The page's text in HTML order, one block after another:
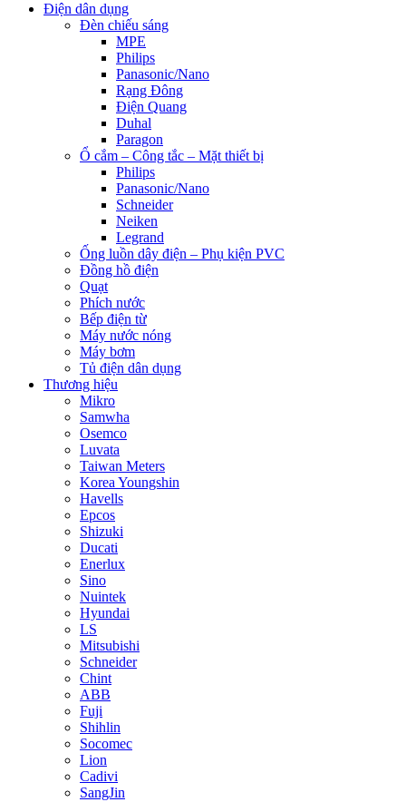
Điện dân dụng
Đèn chiếu sáng
MPE
Philips
Panasonic/Nano
Rạng Đông
Điện Quang
Duhal
Paragon
Ổ cắm – Công tắc – Mặt thiết bị
Philips
Panasonic/Nano
Schneider
Neiken
Legrand
Ống luồn dây điện – Phụ kiện PVC
Đồng hồ điện
Quạt
Phích nước
Bếp điện từ
Máy nước nóng
Máy bơm
Tủ điện dân dụng
Thương hiệu
Mikro
Samwha
Osemco
Luvata
Taiwan Meters
Korea Youngshin
Havells
Epcos
Shizuki
Ducati
Enerlux
Sino
Nuintek
Hyundai
LS
Mitsubishi
Schneider
Chint
ABB
Fuji
Shihlin
Socomec
Lion
Cadivi
SangJin